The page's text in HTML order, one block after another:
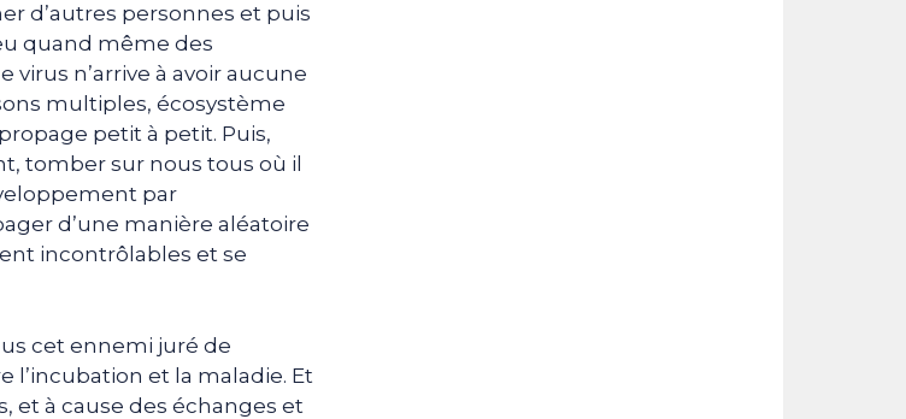
d’autres personnes et puis
quand même des
n’arrive à avoir aucune
multiples, écosystème
petit à petit. Puis,
tomber sur nous tous où il
par
d’une manière aléatoire
incontrôlables et se
cet ennemi juré de
l’incubation et la maladie. Et
et à cause des échanges et